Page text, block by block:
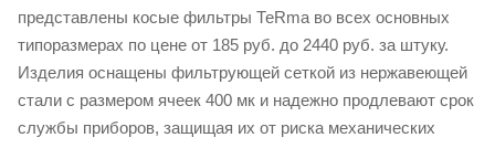
представлены косые фильтры ТеRma во всех основных
типоразмерах по цене от 185 руб. до 2440 руб. за штуку.
Изделия оснащены фильтрующей сеткой из нержавеющей
стали с размером ячеек 400 мк и надежно продлевают срок
службы приборов, защищая их от риска механических